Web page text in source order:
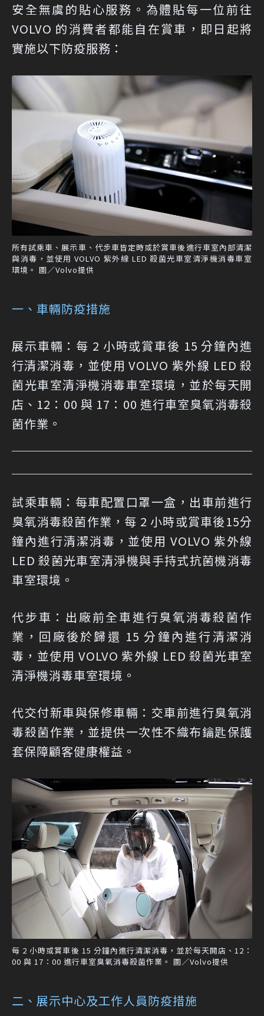
安全無虞的貼心服務。為體貼每一位前往
VOLVO 的消費者都能自在賞車，即日起將
實施以下防疫服務：
所有試乘車、展示車、代步車皆定時或於賞車後進行車室內部清潔
與消毒，並使用 VOLVO 紫外線 LED 殺菌光車室清淨機消毒車室
環境。 圖／Volvo提供
一、車輛防疫措施
展示車輛：每 2 小時或賞車後 15 分鐘內進
行清潔消毒，並使用 VOLVO 紫外線 LED 殺
菌光車室清淨機消毒車室環境，並於每天開
店、12：00 與 17：00 進行車室臭氧消毒殺
菌作業。
試乘車輛：每車配置口罩一盒，出車前進行
臭氧消毒殺菌作業，每 2 小時或賞車後15分
鐘內進行清潔消毒，並使用 VOLVO 紫外線
LED 殺菌光車室清淨機與手持式抗菌機消毒
車室環境。
代步車：出廠前全車進行臭氧消毒殺菌作
業，回廠後於歸還 15 分鐘內進行清潔消
毒，並使用 VOLVO 紫外線 LED 殺菌光車室
清淨機消毒車室環境。
代交付新車與保修車輛：交車前進行臭氧消
毒殺菌作業，並提供一次性不織布鑰匙保護
套保障顧客健康權益。
每 2 小時或賞車後 15 分鐘內進行清潔消毒，並於每天開店、12：
00 與 17：00 進行車室臭氧消毒殺菌作業。 圖／Volvo提供
二、展示中心及工作人員防疫措施